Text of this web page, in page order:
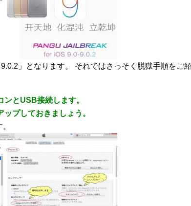
」となります。 それではさっそく脱獄手順をご
とUSB接続します。
プしておきましょう。